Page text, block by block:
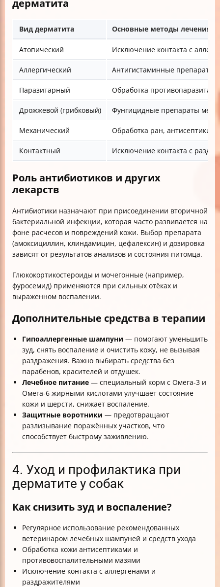
дерматита
Вид дерматита Основные методы лечения
Атопический Исключение контакта с
Аллергический Антигистаминные препараты,
Паразитарный Обработка
Дрожжевой (грибковый) Фунгицидные препараты
Механический Обработка ран, антисептики,
Контактный Исключение контакта с
Роль антибиотиков и других
лекарств
Антибиотики назначают при присоединении вторичной
бактериальной инфекции, которая часто развивается на
фоне расчесов и повреждений кожи. Выбор препарата
(амоксициллин, клиндамицин, цефалексин) и дозировка
зависят от результатов анализов и состояния питомца.
Глюкокортикостероиды и мочегонные (например,
фуросемид) применяются при сильных отёках и
выраженном воспалении.
Дополнительные средства в терапии
Гипоаллергенные шампуни — помогают уменьшить
зуд, снять воспаление и очистить кожу, не вызывая
раздражения. Важно выбирать средства без
парабенов, красителей и отдушек.
Лечебное питание — специальный корм с Омега-3 и
Омега-6 жирными кислотами улучшает состояние
кожи и шерсти, снижает воспаление.
Защитные воротники — предотвращают
разлизывание поражённых участков, что
способствует быстрому заживлению.
4. Уход и профилактика при
дерматите у собак
Как снизить зуд и воспаление?
Регулярное использование рекомендованных
ветеринаром лечебных шампуней и средств ухода
Обработка кожи антисептиками и
противовоспалительными мазями
Исключение контакта с аллергенами и
раздражителями